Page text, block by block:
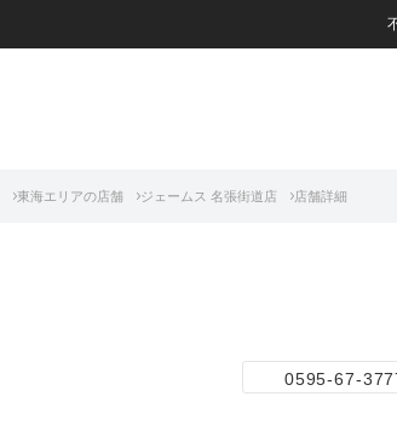
東海エリアの店舗 ジェームス 名張街道店 店舗詳細
0595-67-